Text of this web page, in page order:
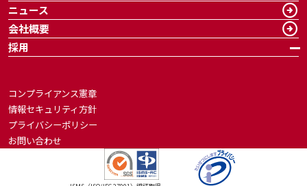
ニュース
会社概要
採用
コンプライアンス憲章
情報セキュリティ方針
プライバシーポリシー
お問い合わせ